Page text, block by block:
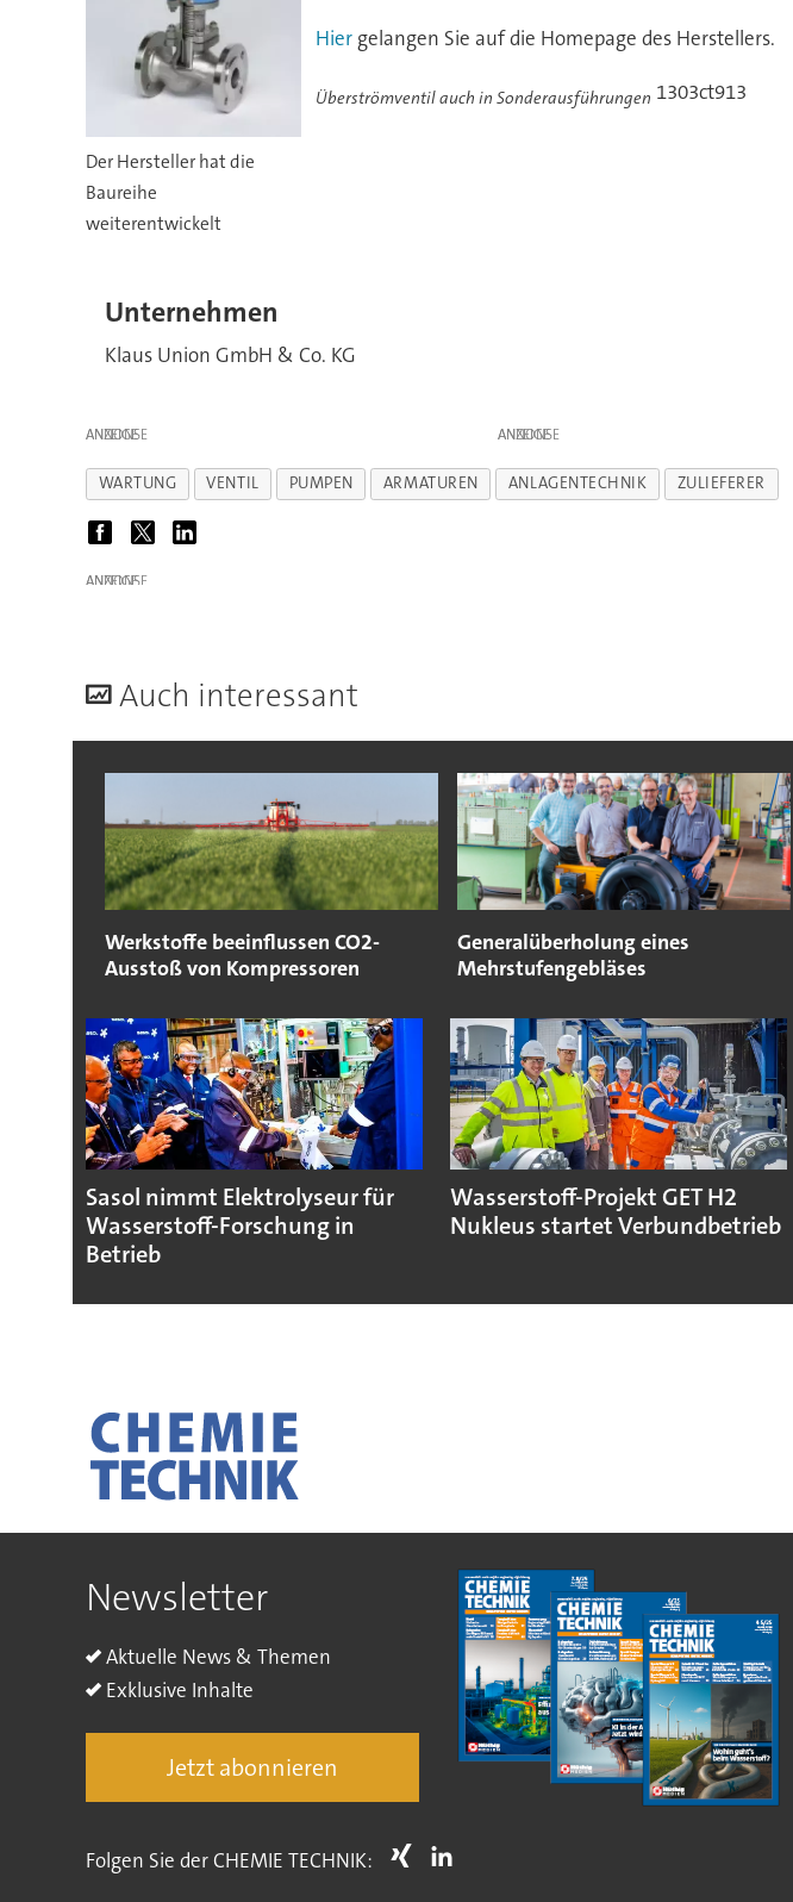
Der Hersteller hat die
Baureihe
weiterentwickelt
Hier gelangen Sie auf die Homepage des Herstellers.
Überströmventil auch in Sonderausführungen 1303ct913
Unternehmen
Klaus Union GmbH & Co. KG
ANZEIGE ANZEIGE
WARTUNG VENTIL PUMPEN ARMATUREN ANLAGENTECHNIK ZULIEFERER
ANZEIGE
Auch interessant
Werkstoffe beeinflussen CO2-
Ausstoß von Kompressoren
Generalüberholung eines
Mehrstufengebläses
Sasol nimmt Elektrolyseur für
Wasserstoff-Forschung in
Betrieb
Wasserstoff-Projekt GET H2
Nukleus startet Verbundbetrieb
Newsletter
Aktuelle News & Themen
Exklusive Inhalte
Jetzt abonnieren
Folgen Sie der CHEMIE TECHNIK: